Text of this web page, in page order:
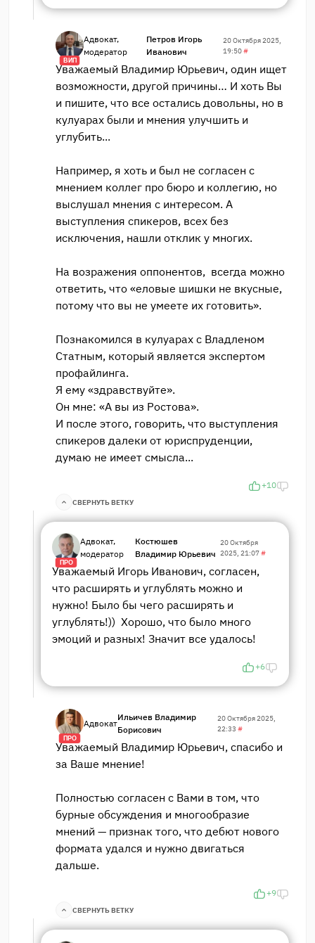
ВИП
Адвокат,
модератор
Петров Игорь
Иванович
20 Октября 2025,
19:50#
Уважаемый Владимир Юрьевич, один ищет
возможности, другой причины… И хоть Вы
и пишите, что все остались довольны, но в
кулуарах были и мнения улучшить и
углубить...
Например, я хоть и был не согласен с
мнением коллег про бюро и коллегию, но
выслушал мнения с интересом. А
выступления спикеров, всех без
исключения, нашли отклик у многих.
На возражения оппонентов, всегда можно
ответить, что «еловые шишки не вкусные,
потому что вы не умеете их готовить».
Познакомился в кулуарах с Владленом
Статным, который является экспертом
профайлинга.
Я ему «здравствуйте».
Он мне: «А вы из Ростова».
И после этого, говорить, что выступления
спикеров далеки от юриспруденции,
думаю не имеет смысла...
+10
СВЕРНУТЬ ВЕТКУ
ПРО
Адвокат,
модератор
Костюшев
Владимир Юрьевич
20 Октября
2025, 21:07#
Уважаемый Игорь Иванович, согласен,
что расширять и углублять можно и
нужно! Было бы чего расширять и
углублять!)) Хорошо, что было много
эмоций и разных! Значит все удалось!
+6
ПРО
Адвокат
Ильичев Владимир
Борисович
20 Октября 2025,
22:33#
Уважаемый Владимир Юрьевич, спасибо и
за Ваше мнение!
Полностью согласен с Вами в том, что
бурные обсуждения и многообразие
мнений — признак того, что дебют нового
формата удался и нужно двигаться
дальше.
+9
СВЕРНУТЬ ВЕТКУ